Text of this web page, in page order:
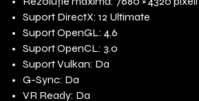
Suport DirectX: 12 Ultimate
Suport OpenGL: 4.6
Suport OpenCL: 3.0
Suport Vulkan: Da
G-Sync: Da
VR Ready: Da